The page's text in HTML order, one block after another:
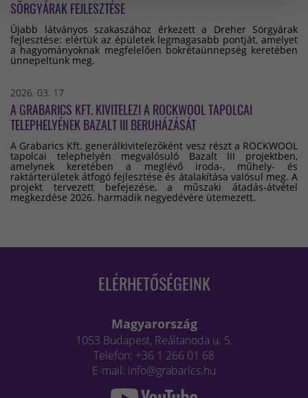
SÖRGYÁRAK FEJLESZTÉSE
Újabb látványos szakaszához érkezett a Dreher Sörgyárak
fejlesztése: elértük az épületek legmagasabb pontját, amelyet
a hagyományoknak megfelelően bokrétaünnepség keretében
ünnepeltünk meg.
2026. 03. 17
A GRABARICS KFT. KIVITELEZI A ROCKWOOL TAPOLCAI
TELEPHELYÉNEK BAZALT III BERUHÁZÁSÁT
A Grabarics Kft. generálkivitelezőként vesz részt a ROCKWOOL
tapolcai telephelyén megvalósuló Bazalt III projektben,
amelynek keretében a meglévő iroda-, műhely- és
raktárterületek átfogó fejlesztése és átalakítása valósul meg. A
projekt tervezett befejezése, a műszaki átadás-átvétel
megkezdése 2026. harmadik negyedévére ütemezett.
ELÉRHETŐSÉGEINK
Magyarország
1053 Budapest, Reáltanoda u. 5.
Telefon: +36 1 266 01 68
E-mail: info@grabarics.hu